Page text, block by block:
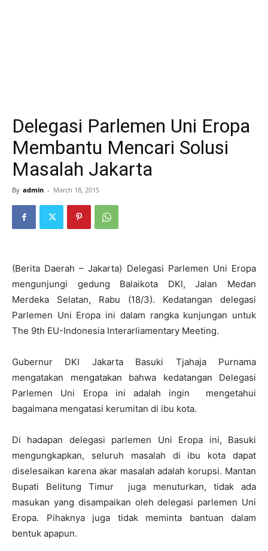
Delegasi Parlemen Uni Eropa
Membantu Mencari Solusi
Masalah Jakarta
By admin - March 18, 2015
(Berita Daerah – Jakarta) Delegasi Parlemen Uni Eropa
mengunjungi gedung Balaikota DKI, Jalan Medan
Merdeka Selatan, Rabu (18/3). Kedatangan delegasi
Parlemen Uni Eropa ini dalam rangka kunjungan untuk
The 9th EU-Indonesia Interarliamentary Meeting.
Gubernur DKI Jakarta Basuki Tjahaja Purnama
mengatakan mengatakan bahwa kedatangan Delegasi
Parlemen Uni Eropa ini adalah ingin mengetahui
bagaimana mengatasi kerumitan di ibu kota.
Di hadapan delegasi parlemen Uni Eropa ini, Basuki
mengungkapkan, seluruh masalah di ibu kota dapat
diselesaikan karena akar masalah adalah korupsi. Mantan
Bupati Belitung Timur juga menuturkan, tidak ada
masukan yang disampaikan oleh delegasi parlemen Uni
Eropa. Pihaknya juga tidak meminta bantuan dalam
bentuk apapun.